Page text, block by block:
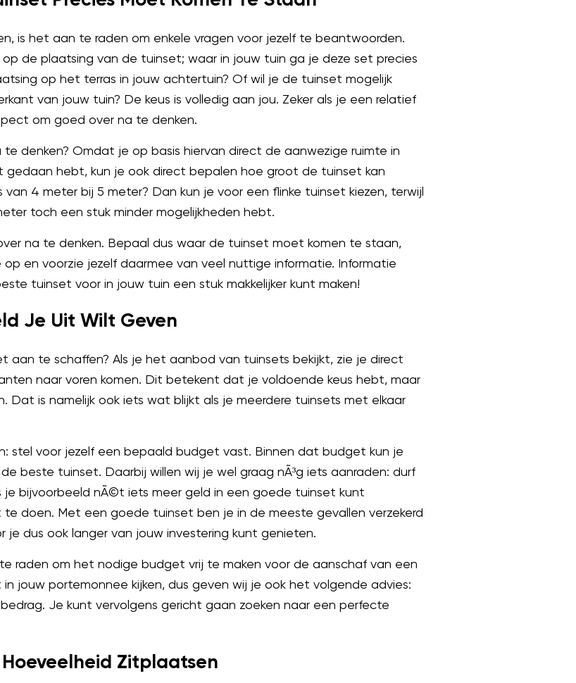
is het aan te raden om enkele vragen voor jezelf te beantwoorden.
de plaatsing van de tuinset; waar in jouw tuin ga je deze set precies
op het terras in jouw achtertuin? Of wil je de tuinset mogelijk
van jouw tuin? De keus is volledig aan jou. Zeker als je een relatief
om goed over na te denken.
denken? Omdat je op basis hiervan direct de aanwezige ruimte in
hebt, kun je ook direct bepalen hoe groot de tuinset kan
4 meter bij 5 meter? Dan kun je voor een flinke tuinset kiezen, terwijl
toch een stuk minder mogelijkheden hebt.
na te denken. Bepaal dus waar de tuinset moet komen te staan,
en voorzie jezelf daarmee van veel nuttige informatie. Informatie
tuinset voor in jouw tuin een stuk makkelijker kunt maken!
Je Uit Wilt Geven
aan te schaffen? Als je het aanbod van tuinsets bekijkt, zie je direct
naar voren komen. Dit betekent dat je voldoende keus hebt, maar
Dat is namelijk ook iets wat blijkt als je meerdere tuinsets met elkaar
stel voor jezelf een bepaald budget vast. Binnen dat budget kun je
beste tuinset. Daarbij willen wij je wel graag nÃ³g iets aanraden: durf
je bijvoorbeeld nÃ©t iets meer geld in een goede tuinset kunt
doen. Met een goede tuinset ben je in de meeste gevallen verzekerd
je dus ook langer van jouw investering kunt genieten.
raden om het nodige budget vrij te maken voor de aanschaf van een
jouw portemonnee kijken, dus geven wij je ook het volgende advies:
Je kunt vervolgens gericht gaan zoeken naar een perfecte
Zitplaatsen